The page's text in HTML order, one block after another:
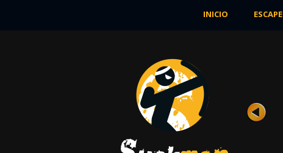
INICIO ESCAPE
STICK WAR
Rating
El mundo llamado Inamorata sufre. Las
naciones, que viven allí, luchan por algunas